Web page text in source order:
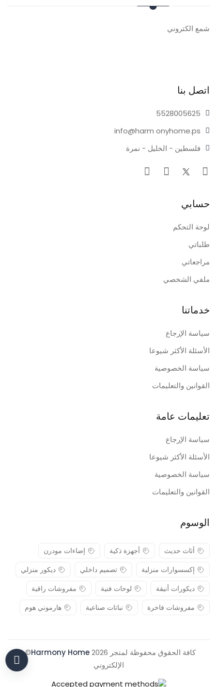
شمع الكتروني
اتصل بنا
05625
55280
info@harm onyhome.ps
فلسطين - الخليل - نمرة
حسابي
لوحة التحكم
طلباتي
مراجعاتي
ملفي الشخصي
خدماتنا
سياسة الإرجاع
الأسئلة الأكثر شيوعا
سياسة الخصوصية
القوانين والتعليمات
تعليمات عامة
سياسة الإرجاع
الأسئلة الأكثر شيوعا
سياسة الخصوصية
القوانين والتعليمات
الوسوم
أثاث حديث أجهزة ذكية
إضاءات مودرن
إكسسوارات منزلية
تصميم داخلي
ديكور منزلي
ديكورات أنيقة
لوحات فنية
مفروشات راقية
مفروشات فاخرة
نباتات صناعية هارموني هوم
كافة الحقوق محفوظة لمتجر 2026 Harmony Home
© .
الإلكتروني